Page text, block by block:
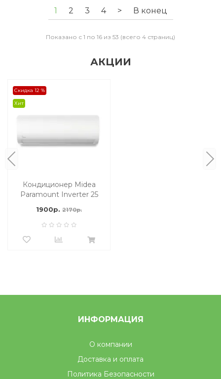
1 2 3 4 > В конец
Показано с 1 по 16 из 53 (всего 4 страниц)
АКЦИИ
Скидка 12 %
Хит
Кондиционер Midea
Paramount Inverter 25
1900р. 2170р.
ИНФОРМАЦИЯ
О компании
Доставка и оплата
Политика Безопасности